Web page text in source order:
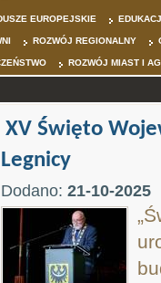
EUROPEJSKIE
ROZWÓJ REGIONALNY
ROZWÓJ MIAST I
XV Święto
Legnicy
Dodano: 21-10-2025